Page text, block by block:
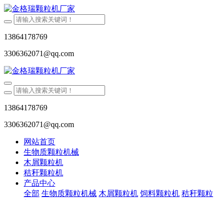
13864178769
3306362071@qq.com
13864178769
3306362071@qq.com
网站首页
生物质颗粒机械
木屑颗粒机
秸秆颗粒机
产品中心
全部 生物质颗粒机械 木屑颗粒机 饲料颗粒机 秸秆颗粒